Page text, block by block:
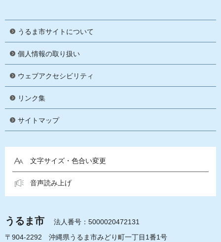
うるま市サイトについて
個人情報の取り扱い
ウェブアクセシビリティ
リンク集
サイトマップ
文字サイズ・色合い変更
音声読み上げ
うるま市
法人番号：5000020472131
〒904-2292 沖縄県うるま市みどり町一丁目1番1号